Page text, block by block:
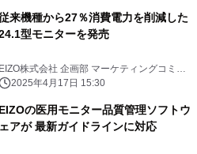
来機種から27％消費電力を削減した
型モニターを発売
EIZO株式会社 企画部 マーケティングコミュ
ケーション課
2025年4月17日 15:30
EIZOの医用モニター品質管理ソフトウ
ェアが 最新ガイドラインに対応